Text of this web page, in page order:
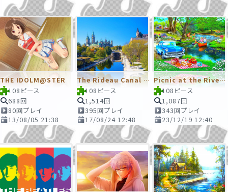
THE IDOLM@STER
108ピース
688回
80回プレイ
13/08/05 21:38
The Rideau Canal (Canada)
108ピース
1,514回
395回プレイ
17/08/24 12:48
Picnic at the River - by Chris Bigelow
108ピース
1,087回
343回プレイ
23/12/19 12:40